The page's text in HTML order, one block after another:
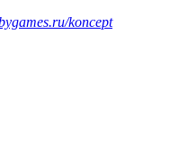
koncept